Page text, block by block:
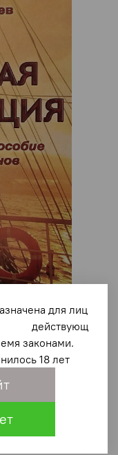
пособие для
для лиц
с действующ
законами.
18 лет